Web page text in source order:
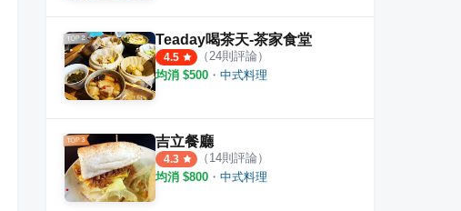
The cafe' by 想 林口
Teaday喝茶天-茶家食堂
4.5 （24則評論）
均消 $500 ・ 中式料理
吉立餐廳
4.3 （ 14則評論）
均消 $800 ・ 中式料理